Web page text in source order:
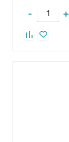
- +